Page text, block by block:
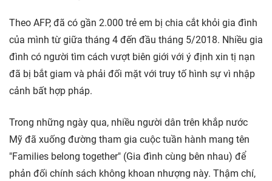
Theo AFP, đã có gần 2.000 trẻ em bị chia cắt khỏi gia đình
của mình từ giữa tháng 4 đến đầu tháng 5/2018. Nhiều gia
đình có người tìm cách vượt biên giới với ý định xin tị nạn
đã bị bắt giam và phải đối mặt với truy tố hình sự vì nhập
cảnh bất hợp pháp.
Trong những ngày qua, nhiều người dân trên khắp nước
Mỹ đã xuống đường tham gia cuộc tuần hành mang tên
"Families belong together" (Gia đình cùng bên nhau) để
phản đối chính sách không khoan nhượng này. Thậm chí,